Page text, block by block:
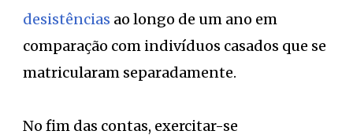
desistências ao longo de um ano em
comparação com indivíduos casados ​​que se
matricularam separadamente.
No fim das contas, exercitar-se